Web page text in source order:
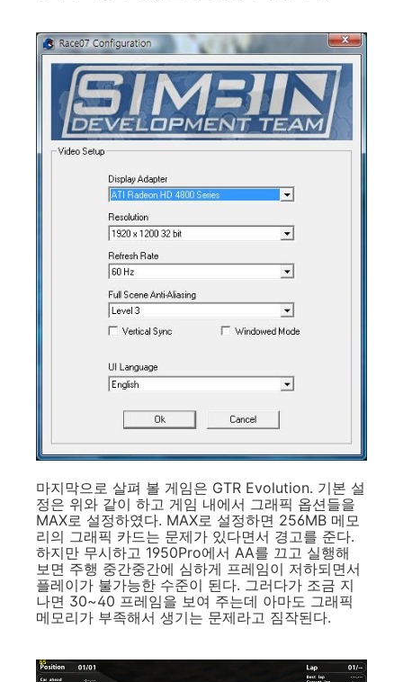
마지막으로 살펴 볼 게임은 GTR Evolution. 기본 설
정은 위와 같이 하고 게임 내에서 그래픽 옵션들을
MAX로 설정하였다. MAX로 설정하면 256MB 메모
리의 그래픽 카드는 문제가 있다면서 경고를 준다.
하지만 무시하고 1950Pro에서 AA를 끄고 실행해
보면 주행 중간중간에 심하게 프레임이 저하되면서
플레이가 불가능한 수준이 된다. 그러다가 조금 지
나면 30~40 프레임을 보여 주는데 아마도 그래픽
메모리가 부족해서 생기는 문제라고 짐작된다.